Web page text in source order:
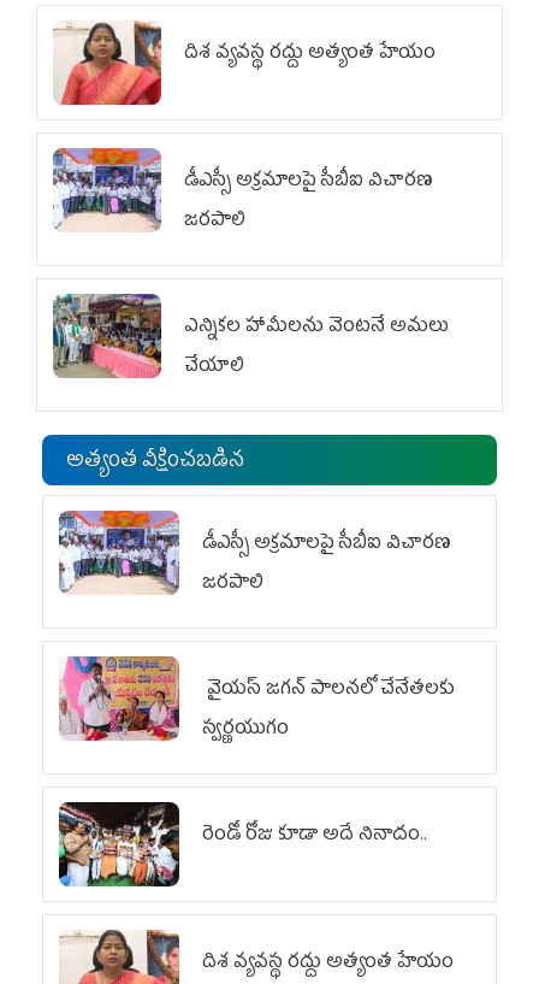
దిశ వ్యవస్థ రద్దు అత్యంత హేయం
డీఎస్సీ అక్రమాలపై సీబీఐ విచారణ
జరపాలి
ఎన్నికల హామీలను వెంటనే అమలు
చేయాలి
అత్యంత వీక్షించబడిన
డీఎస్సీ అక్రమాలపై సీబీఐ విచారణ
జరపాలి
వైయ‌స్ జగన్ పాలనలో చేనేతలకు
స్వర్ణయుగం
రెండో రోజు కూడా అదే నినాదం..
దిశ వ్యవస్థ రద్దు అత్యంత హేయం